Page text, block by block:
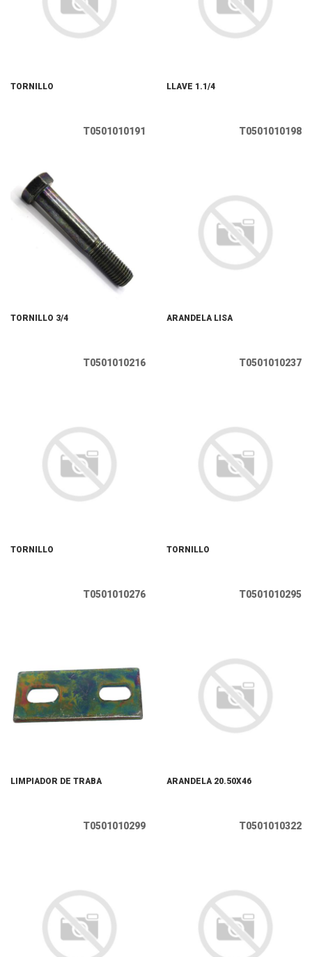
TORNILLO
T0501010191
LLAVE 1.1/4
T0501010198
TORNILLO 3/4
T0501010216
ARANDELA LISA
T0501010237
TORNILLO
T0501010276
TORNILLO
T0501010295
LIMPIADOR DE TRABA
T0501010299
ARANDELA 20.50X46
T0501010322